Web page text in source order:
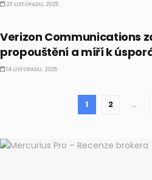
23 LISTOPADU, 2025
Verizon Communications
propouštění a míří k
14 LISTOPADU, 2025
1 2 …